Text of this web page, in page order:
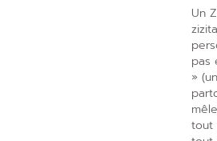
Un
pas
»
tout